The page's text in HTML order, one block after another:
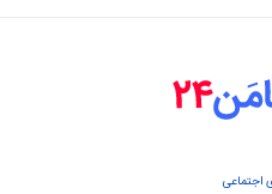
اجتماعی